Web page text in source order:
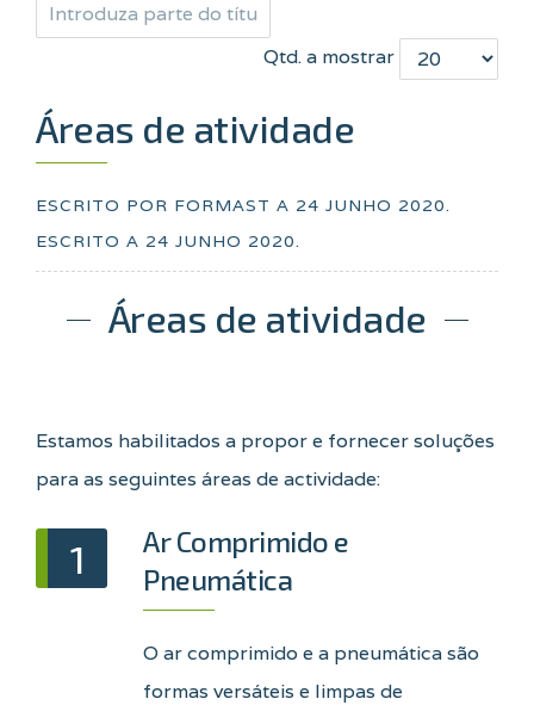
Qtd. a mostrar
Áreas de atividade
ESCRITO POR FORMAST A 24 JUNHO 2020.
ESCRITO A 24 JUNHO 2020.
Áreas de atividade
Estamos habilitados a propor e fornecer soluções
para as seguintes áreas de actividade:
1
Ar Comprimido e
Pneumática
O ar comprimido e a pneumática são
formas versáteis e limpas de